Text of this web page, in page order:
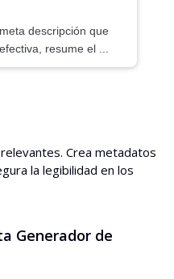
descripción que
resume el ...
Crea metadatos
la legibilidad en los
Generador de